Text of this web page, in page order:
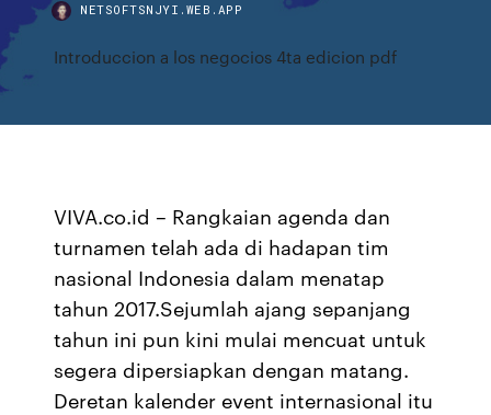
NETSOFTSNJYI.WEB.APP
Introduccion a los negocios 4ta edicion pdf
VIVA.co.id – Rangkaian agenda dan
turnamen telah ada di hadapan tim
nasional Indonesia dalam menatap
tahun 2017.Sejumlah ajang sepanjang
tahun ini pun kini mulai mencuat untuk
segera dipersiapkan dengan matang.
Deretan kalender event internasional itu